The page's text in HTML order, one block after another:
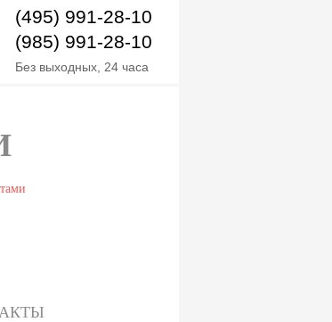
(495) 991-28-10
(985) 991-28-10
Без выходных, 24 часа